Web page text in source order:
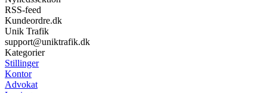
RSS-feed
Kundeordre.dk
Unik Trafik
support@uniktrafik.dk
Kategorier
Stillinger
Kontor
Advokat